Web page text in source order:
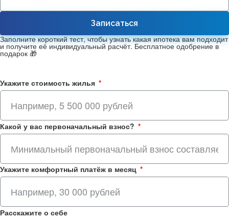
Записаться
Заполните короткий тест, чтобы узнать какая ипотека вам подходит
и получите её индивидуальный расчёт. Бесплатное одобрение в
подарок 🎁
Укажите стоимость жилья
Какой у вас первоначальный взнос?
Укажите комфортный платёж в месяц
Расскажите о себе